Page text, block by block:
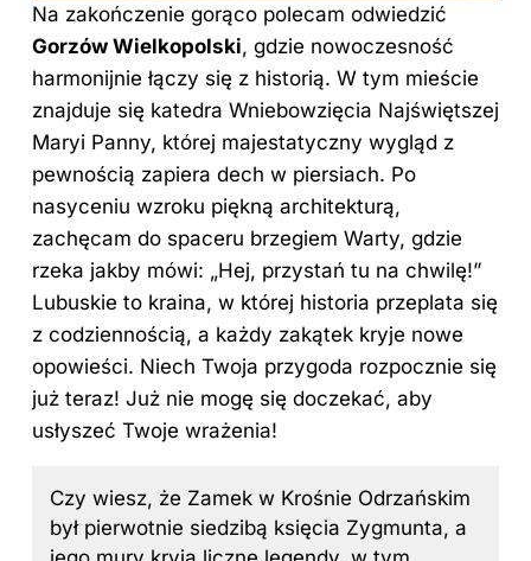
Na zakończenie gorąco polecam odwiedzić
Gorzów Wielkopolski, gdzie nowoczesność
harmonijnie łączy się z historią. W tym mieście
znajduje się katedra Wniebowzięcia Najświętszej
Maryi Panny, której majestatyczny wygląd z
pewnością zapiera dech w piersiach. Po
nasyceniu wzroku piękną architekturą,
zachęcam do spaceru brzegiem Warty, gdzie
rzeka jakby mówi: „Hej, przystań tu na chwilę!”
Lubuskie to kraina, w której historia przeplata się
z codziennością, a każdy zakątek kryje nowe
opowieści. Niech Twoja przygoda rozpocznie się
już teraz! Już nie mogę się doczekać, aby
usłyszeć Twoje wrażenia!
Czy wiesz, że Zamek w Krośnie Odrzańskim
był pierwotnie siedzibą księcia Zygmunta, a